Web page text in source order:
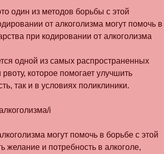
один из методов борьбы с этой
от алкоголизма могут помочь в
при кодировании от алкоголизма
одной из самых распространенных
которое помогает улучшить
так и в условиях поликлиники.
i
могут помочь в борьбе с этой
желание и потребность в алкоголе,